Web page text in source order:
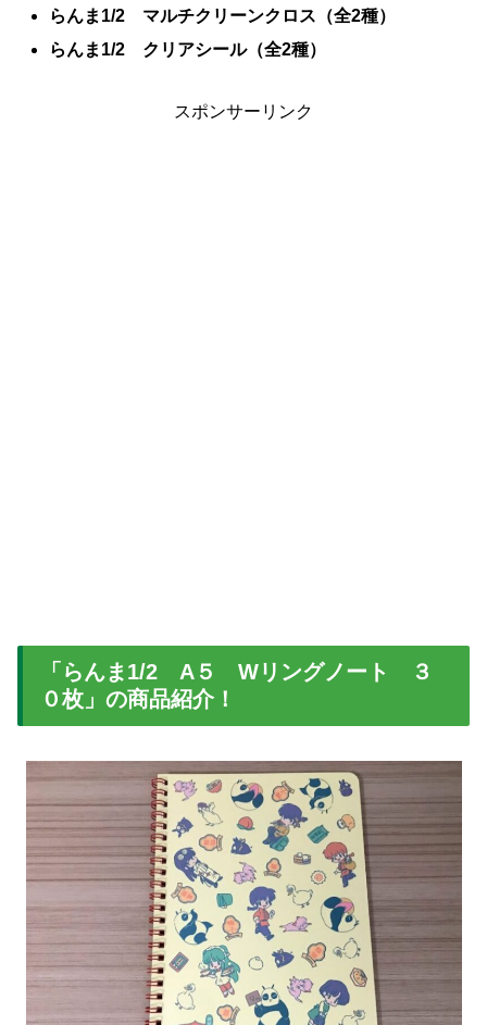
らんま1/2 マルチクリーンクロス（全2種）
らんま1/2 クリアシール（全2種）
スポンサーリンク
「らんま1/2 A５ Wリングノート ３
０枚」の商品紹介！